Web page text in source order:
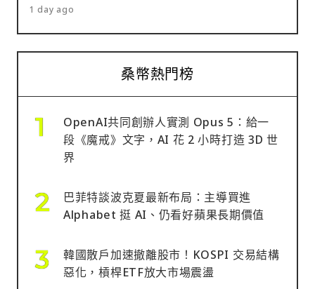
1 day ago
桑幣熱門榜
OpenAI共同創辦人實測 Opus 5：給一
段《魔戒》文字，AI 花 2 小時打造 3D 世
界
巴菲特談波克夏最新布局：主導買進
Alphabet 挺 AI、仍看好蘋果長期價值
韓國散戶加速撤離股市！KOSPI 交易結構
惡化，槓桿ETF放大市場震盪